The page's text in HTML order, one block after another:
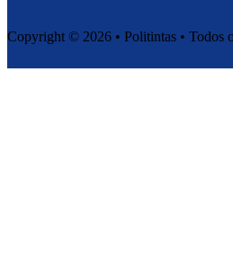
Copyright © 2026 • Politintas • Todos